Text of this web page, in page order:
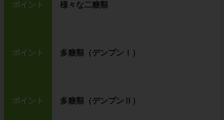
ポイント 様々な二糖類
ポイント 多糖類（デンプンⅠ）
ポイント 多糖類（デンプンⅡ）